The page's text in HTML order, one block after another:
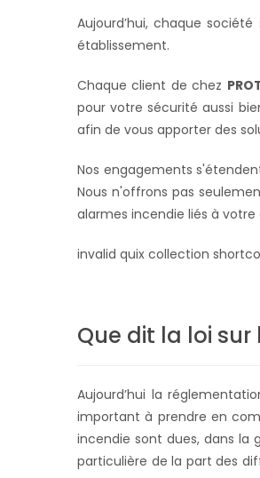
Aujourd’hui, chaque
établissement.
Chaque client de chez
pour votre sécurité aussi
afin de vous apporter des
Nos engagements
Nous n'offrons pas
alarmes incendie liés à
invalid quix collection
Que dit la loi
Aujourd’hui la
important à prendre en
incendie sont dues, dans la
particulière de la part des